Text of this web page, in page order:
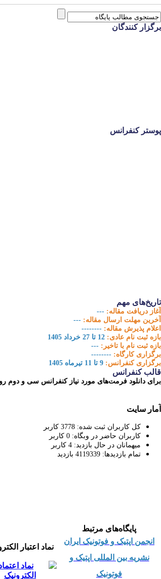
برگزار کنندگان
پوستر کنفرانس
تاریخ‌های مهم
آغاز دریافت مقاله: ---
آخرین مهلت ارسال مقاله: ---
اعلام پذیرش مقاله: --------
بازه‏ ثبت نام عادی: 12 تا 27 خرداد 1405
بازه ثبت نام با تاخیر: ---
برگزاری کارگاه: --------
برگزاری کنفرانس: 9 تا 11 تیرماه 1405
قالب کنفرانس
برای دانلود فرمت‌های مورد نیاز کنفرانس سی و دوم
آمار سایت
کل کاربران ثبت شده: 3778 کاربر
کاربران حاضر در وبگاه: 0 کاربر
میهمانان در حال بازدید: 4 کاربر
تمام بازدید‌ها: 4119339 بازدید
پایگاه‌های مرتبط
نجمن اپتیک و فوتونیک ایران
نشریه بین المللی اپتیک و
فوتونیک
نماد اعتبار